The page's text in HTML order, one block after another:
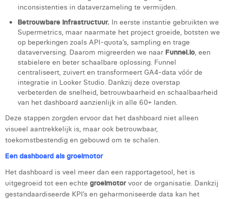
Thomas Riis
Victor Hayot
William Rezette
Yaël Vanhoe
inconsistenties in dataverzameling te vermijden.
Betrouwbare infrastructuur. In eerste instantie gebruikten we
Supermetrics, maar naarmate het project groeide, botsten we
op beperkingen zoals API-quota’s, sampling en trage
dataverversing. Daarom migreerden we naar Funnel.io, een
stabielere en beter schaalbare oplossing. Funnel
centraliseert, zuivert en transformeert GA4-data vóór de
integratie in Looker Studio. Dankzij deze overstap
verbeterden de snelheid, betrouwbaarheid en schaalbaarheid
van het dashboard aanzienlijk in alle 60+ landen.
Deze stappen zorgden ervoor dat het dashboard niet alleen
visueel aantrekkelijk is, maar ook betrouwbaar,
toekomstbestendig en gebouwd om te schalen.
Een dashboard als groeimotor
Het dashboard is veel meer dan een rapportagetool, het is
uitgegroeid tot een echte groeimotor voor de organisatie. Dankzij
gestandaardiseerde KPI’s en geharmoniseerde data kan het